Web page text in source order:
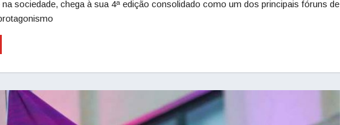
na sociedade, chega à sua 4ª edição consolidado como um dos principais fóruns de